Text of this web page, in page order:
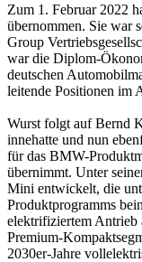
Zum 1. Februar 2022
übernommen. Sie war
Group
war die Diplom-
deutschen
leitende Positionen im
Wurst folgt auf Bernd
innehatte und nun
für das BMW-
übernimmt. Unter
Mini entwickelt, die
Produktprogramms
elektrifiziertem Antrieb
Premium-
2030er-Jahre